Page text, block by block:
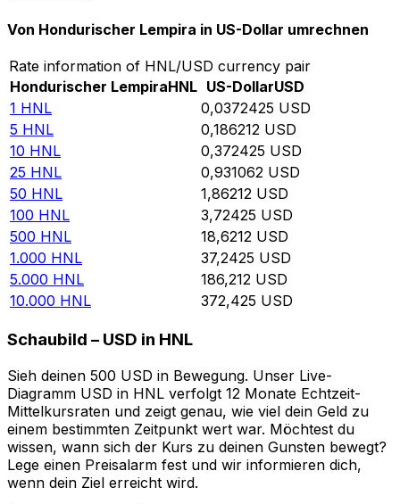
Von Hondurischer Lempira in US-Dollar umrechnen
Rate information of HNL/USD currency pair
Hondurischer LempiraHNL US-DollarUSD
1 HNL 0,0372425 USD
5 HNL 0,186212 USD
10 HNL 0,372425 USD
25 HNL 0,931062 USD
50 HNL 1,86212 USD
100 HNL 3,72425 USD
500 HNL 18,6212 USD
1.000 HNL 37,2425 USD
5.000 HNL 186,212 USD
10.000 HNL 372,425 USD
Schaubild – USD in HNL
Sieh deinen 500 USD in Bewegung. Unser Live-
Diagramm USD in HNL verfolgt 12 Monate Echtzeit-
Mittelkursraten und zeigt genau, wie viel dein Geld zu
einem bestimmten Zeitpunkt wert war. Möchtest du
wissen, wann sich der Kurs zu deinen Gunsten bewegt?
Lege einen Preisalarm fest und wir informieren dich,
wenn dein Ziel erreicht wird.